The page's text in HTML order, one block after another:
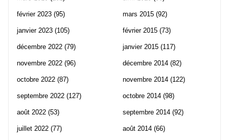
février 2023 (95)
janvier 2023 (105)
décembre 2022 (79)
novembre 2022 (96)
octobre 2022 (87)
septembre 2022 (127)
août 2022 (53)
juillet 2022 (77)
mars 2015 (92)
février 2015 (73)
janvier 2015 (117)
décembre 2014 (82)
novembre 2014 (122)
octobre 2014 (98)
septembre 2014 (92)
août 2014 (66)